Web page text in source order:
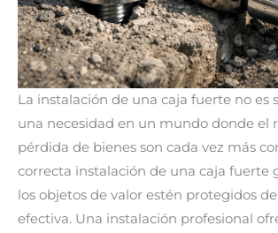
La instalación de una caja fuerte no es
una necesidad en un mundo donde el
pérdida de bienes son cada vez más
correcta instalación de una caja fuerte
los objetos de valor estén protegidos
efectiva. Una instalación profesional